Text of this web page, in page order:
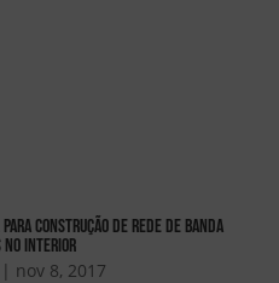
construção de Rede de Banda
no interior
| nov 8, 2017